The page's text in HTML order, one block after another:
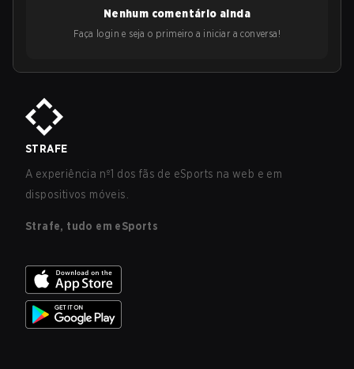
Nenhum comentário ainda
Faça login e seja o primeiro a iniciar a conversa!
STRAFE
A experiência nº1 dos fãs de eSports na web e em
dispositivos móveis.
Strafe, tudo em eSports